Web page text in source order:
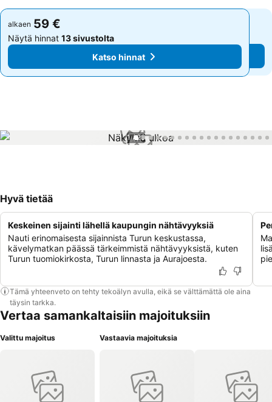
alkaen 59 €
Näytä hinnat 13 sivustolta
Katso hinnat
alkaen 59 €
Näytä hinnat 13 sivustolta
Katso hinnat
1 / 29
Hyvä tietää
Keskeinen sijainti lähellä kaupungin nähtävyyksiä
Nauti erinomaisesta sijainnista Turun keskustassa,
kävelymatkan päässä tärkeimmistä nähtävyyksistä, kuten
Turun tuomiokirkosta, Turun linnasta ja Aurajoesta.
Tämä yhteenveto on tehty tekoälyn avulla, eikä se välttämättä ole aina
täysin tarkka.
Vertaa samankaltaisiin majoituksiin
Valittu majoitus Vastaavia majoituksia